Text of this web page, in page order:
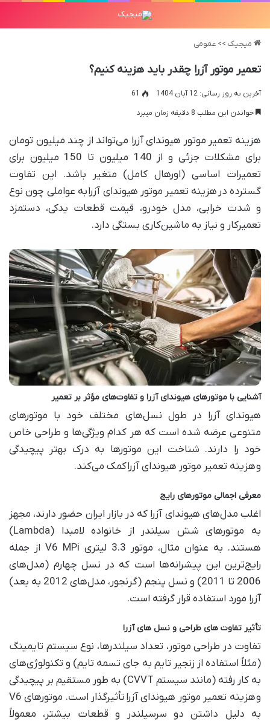
میجیک >> عمومی
تعمیر موتور آزرا چقدر باید هزینه کنیم؟
آخرین به روز رسانی: 12 آبان 1404
61
خواندن این مطلب 8 دقیقه زمان میبرد
هزینه تعمیر موتور هیوندای آزرا می‌تواند از چند میلیون تومان
برای مشکلات جزئی و از 140 میلیون تا 150 میلیون برای
تعمیرات اساسی (اورهال کامل) متغیر باشد. این تفاوت
گسترده در هزینه تعمیر موتور هیوندای آزرابه عواملی چون نوع
و شدت خرابی، مدل خودرو، قیمت قطعات یدکی، دستمزد
تعمیرکار و نیاز به ماشین‌کاری بستگی دارد.
آشنایی با موتورهای هیوندای آزرا و تفاوت‌های مؤثر بر تعمیر
هیوندای آزرا در طول نسل‌های مختلف خود با موتورهای
متنوعی عرضه شده است که هر کدام ویژگی‌ها و طراحی خاص
خود را دارند. شناخت این موتورها به درک بهتر پیچیدگی
وهزینه تعمیر موتور هیوندای آزراکمک می‌کند.
معرفی اجمالی موتورهای رایج
اغلب مدل‌های هیوندای آزرا که در بازار ایران حضور دارند، مجهز
به موتورهای شش سیلندر از خانواده لامبدا (Lambda)
هستند. به عنوان مثال، موتور 3.3 لیتری
از جمله
رایج‌ترین این پیشرانه‌ها است که در نسل چهارم (مدل‌های
2006 تا 2011) و نسل پنجم (گرنجور، مدل‌های 2012 به بعد)
آزرا مورد استفاده قرار گرفته است.
تأثیر تفاوت‌ های طراحی و نسل‌ های آزرا
تفاوت در طراحی موتور، تعداد سیلندرها، نوع سیستم تایمینگ
(مثلاً استفاده از زنجیر تایم به جای تسمه تایم) و تکنولوژی‌های
به کار رفته (مانند سیستم
به طور مستقیم بر پیچیدگی
وهزینه تعمیر موتور هیوندای آزراتأثیرگذار است. موتورهایV6
به دلیل داشتن دو سرسیلندر و قطعات بیشتر، معمولاً